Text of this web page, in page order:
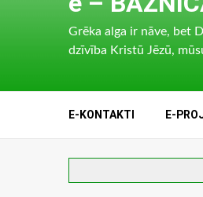
Grēka alga ir nāve, bet
dzīvība Kristū Jēzū,
E-KONTAKTI E-